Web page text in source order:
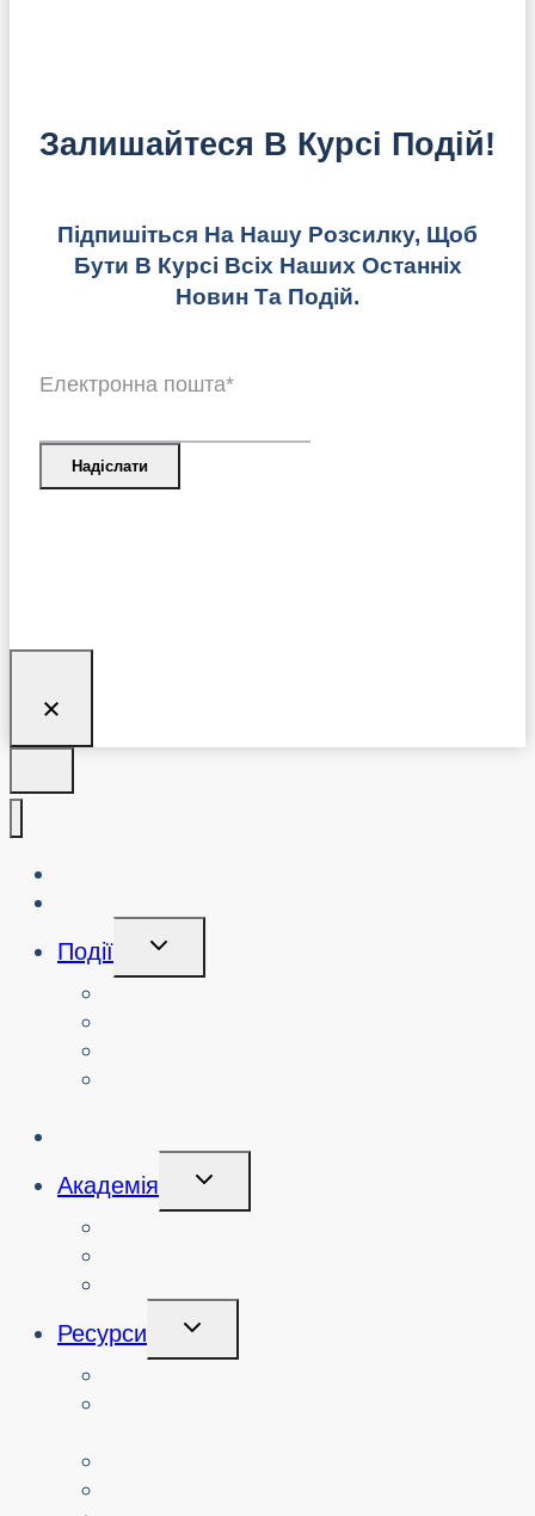
Залишайтеся В Курсі Подій!
Підпишіться На Нашу Розсилку, Щоб
Бути В Курсі Всіх Наших Останніх
Новин Та Подій.
Електронна пошта*
Надіслати
Події
Перемикання
Меню
Академія
Перемикання
Меню
Ресурси
Перемикання
Меню